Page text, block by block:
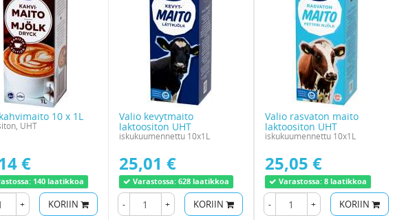
10 x 1L
UHT
€
140 laatikkoa
+ KORIIN
Valio kevytmaito
laktoositon UHT
iskukuumennettu 10x1L
25,01 €
Varastossa: 628 laatikkoa
- + KORIIN
Valio rasvaton maito
laktoositon UHT
iskukuumennettu 10x1L
25,05 €
Varastossa: 8 laatikkoa
- + KORIIN